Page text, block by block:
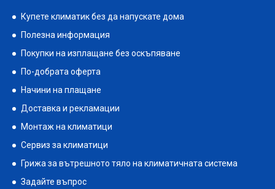
Купете климатик без да напускате дома
Полезна информация
Покупки на изплащане без оскъпяване
По-добрата оферта
Начини на плащане
Доставка и рекламации
Монтаж на климатици
Сервиз за климатици
Грижа за вътрешното тяло на климатичната система
Задайте въпрос